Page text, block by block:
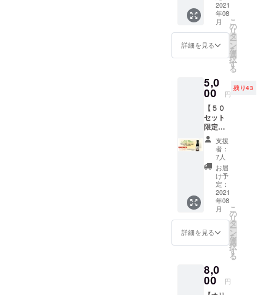
酵のAWA
酒、まで、
多彩な味わ
いに挑戦し
ています。
料理や人、
「美味し
い」文化と
の出会いを
通して、世
界を広げて
くれる飲み
え、これか
らも、新し
い「美味し
会いを届け
し続けま
所にお
届けし
ます。
・Party
Goddes
s
UZUME
Relaxat
ion
Level 3
純米大
吟醸
300ml ×
1本 ・
Party
Goddes
s
UZUME
Relaxat
Level 2
純米吟
醸
300ml ×
は、日
本国内
のみご
2021
年08
月
詳細を見る
こ
の
リ
タ
ー
ン
を
選
択
す
る
5,0
00 円
残り43
【５０
セット
限定】
Party
Goddes
UZUME
Relaxat
Level3
純米大
吟醸
720ml 1
本を1本
箱でご
住所に
お届け
しま
支援
者：
7人
お届
け予
定：
2021
年08
月
詳細を見る
こ
の
リ
タ
ー
ン
を
選
択
す
る
8,0
00 円